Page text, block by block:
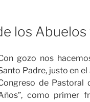
los
gozo nos
Padre, justo en
de Pastoral
como primer